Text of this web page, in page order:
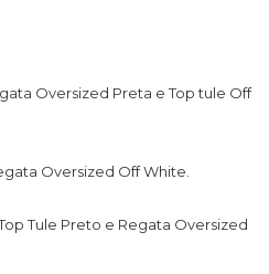
Oversized Preta e Top tule Off
Oversized Off White.
Tule Preto e Regata Oversized